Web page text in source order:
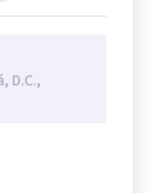
D.C.,